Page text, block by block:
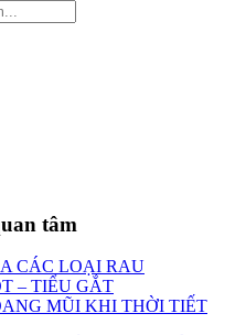
tâm
CÁC LOẠI RAU
– TIỂU GẮT
MŨI KHI THỜI TIẾT